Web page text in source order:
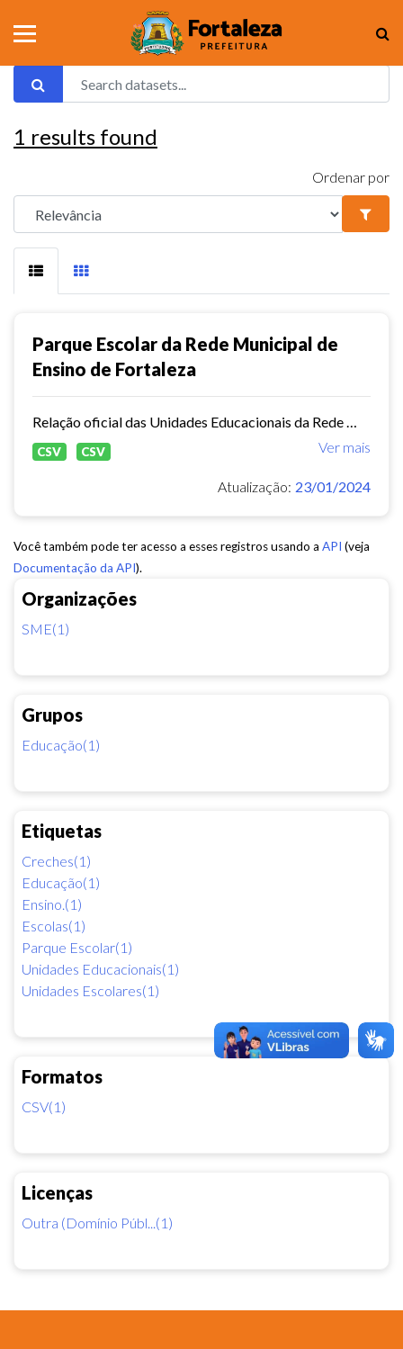
Organizações
SME(1)
Grupos
Educação(1)
Etiquetas
Creches(1)
Educação(1)
Ensino.(1)
Escolas(1)
Parque Escolar(1)
Unidades Educacionais(1)
Unidades Escolares(1)
Formatos
CSV(1)
Licenças
Outra (Domínio Públ...(1)
1 results found
Ordenar por
Parque Escolar da Rede Municipal de
Ensino de Fortaleza
Ver mais
CSV CSV
Atualização: 23/01/2024
Você também pode ter acesso a esses registros usando a API (veja
Documentação da API).